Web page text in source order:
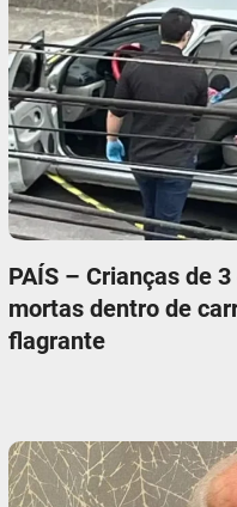
PAÍS – Crianças de
mortas dentro de
flagrante